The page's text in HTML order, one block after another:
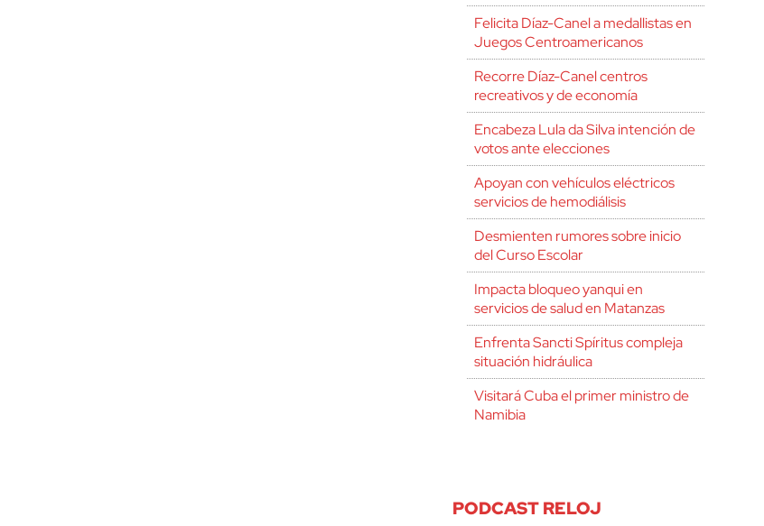
Felicita Díaz-Canel a medallistas en
Juegos Centroamericanos
Recorre Díaz-Canel centros
recreativos y de economía
Encabeza Lula da Silva intención de
votos ante elecciones
Apoyan con vehículos eléctricos
servicios de hemodiálisis
Desmienten rumores sobre inicio
del Curso Escolar
Impacta bloqueo yanqui en
servicios de salud en Matanzas
Enfrenta Sancti Spíritus compleja
situación hidráulica
Visitará Cuba el primer ministro de
Namibia
PODCAST RELOJ